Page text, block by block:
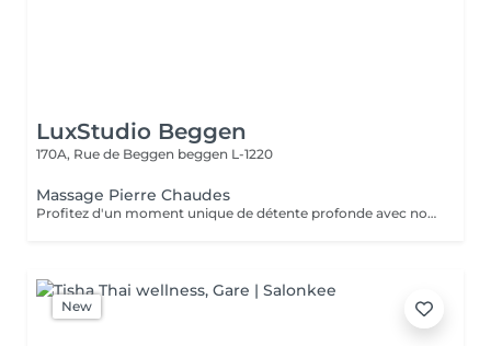
LuxStudio Beggen
170A, Rue de Beggen beggen L-1220
Massage Pierre Chaudes
Profitez d'un moment unique de détente profonde avec notre massage aux pierres chaudes, disponible en séances de 60 ou 90 minutes. Nos esthéticiennes spécialisées appliquent des pierres de basalte chauffées stratégiquement le long du corps, en combinant des mouvements doux et des techniques traditionnelles de massage. La chaleur des pierres pénètre profondément dans les muscles, favorisant la détente et le soulagement des tensions. En plus des bienfaits physiques, tels que l'amélioration de la circulation sanguine et le soulagement des douleurs musculaires, la thérapie contribue à l'équilibre mental en réduisant le stress et l'anxiété. La combinaison unique de chaleur et de massage offre une expérience thérapeutique complète, revitalisant à la fois le corps et l'esprit. Laissez-vous envelopper par la chaleur réconfortante des pierres et embarquez pour un voyage vers le bien-être total. Le temps de préparation et d'installation de la cliente est inclus dans la période choisie, garantissant que chaque minute soit dédiée à votre bien-être.
New